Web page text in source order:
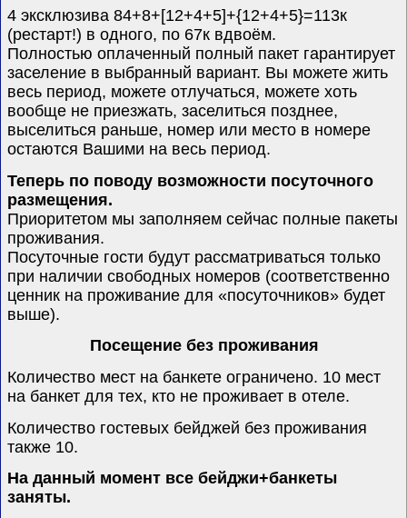
4 эксклюзива84+8+[12+4+5]+{12+4+5}=113к
(рестарт!) в одного, по 67к вдвоём.
Полностью оплаченный полный пакет гарантирует
заселение в выбранный вариант. Вы можете жить
весь период, можете отлучаться, можете хоть
вообще не приезжать, заселиться позднее,
выселиться раньше, номер или место в номере
остаются Вашими на весь период.
Теперь по поводу возможности посуточного
размещения.
Приоритетом мы заполняем сейчас полные пакеты
проживания.
Посуточные гости будут рассматриваться только
при наличии свободных номеров (соответственно
ценник на проживание для «посуточников» будет
выше).
Посещение без проживания
Количество мест на банкете ограничено. 10 мест
на банкет для тех, кто не проживает в отеле.
Количество гостевых бейджей без проживания
также 10.
На данный момент все бейджи+банкеты
заняты.